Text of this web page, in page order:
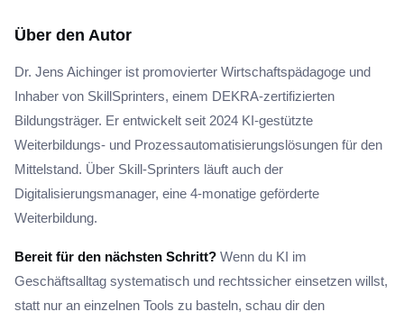
Über den Autor
Dr. Jens Aichinger ist promovierter Wirtschaftspädagoge und
Inhaber von SkillSprinters, einem DEKRA-zertifizierten
Bildungsträger. Er entwickelt seit 2024 KI-gestützte
Weiterbildungs- und Prozessautomatisierungslösungen für den
Mittelstand. Über Skill-Sprinters läuft auch der
Digitalisierungsmanager, eine 4-monatige geförderte
Weiterbildung.
Bereit für den nächsten Schritt? Wenn du KI im
Geschäftsalltag systematisch und rechtssicher einsetzen willst,
statt nur an einzelnen Tools zu basteln, schau dir den